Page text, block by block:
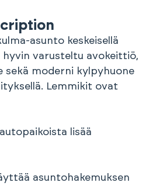
asunto keskeisellä
hyvin varusteltu avokeittiö,
sekä moderni kylpyhuone
Lemmikit ovat
lisää
asuntohakemuksen